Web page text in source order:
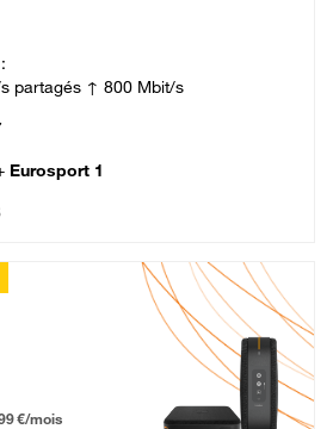
partagés ↑ 800 Mbit/s
Eurosport 1
mois puis 57,99 € par mois, Engagement 12 mois
€/mois